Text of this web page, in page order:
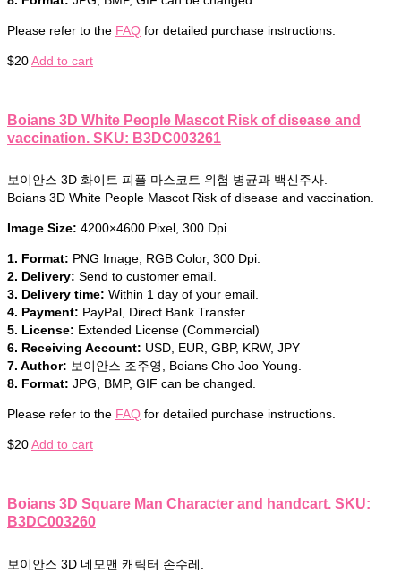
Please refer to the FAQ for detailed purchase instructions.
$20Add to cart
Boians 3D White People Mascot Risk of disease and
vaccination. SKU: B3DC003261
보이안스 3D 화이트 피플 마스코트 위험 병균과 백신주사.
Boians 3D White People Mascot Risk of disease and vaccination.
Image Size: 4200×4600 Pixel, 300 Dpi
1. Format: PNG Image, RGB Color, 300 Dpi.
2. Delivery: Send to customer email.
3. Delivery time: Within 1 day of your email.
4. Payment: PayPal, Direct Bank Transfer.
5. License: Extended License (Commercial)
6. Receiving Account: USD, EUR, GBP, KRW, JPY
7. Author: 보이안스 조주영, Boians Cho Joo Young.
8. Format: JPG, BMP, GIF can be changed.
Please refer to the FAQ for detailed purchase instructions.
$20Add to cart
Boians 3D Square Man Character and handcart. SKU:
B3DC003260
보이안스 3D 네모맨 캐릭터 손수레.